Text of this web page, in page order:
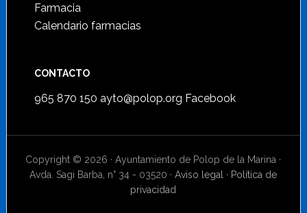
Farmacia
Calendario farmacias
CONTACTO
965 870 150 ayto@polop.org Facebook
Copyright © 2026 · Ayuntamiento de Polop de la Marina ·
Avda. Sagi Barba, n° 34 - 03520 ·Aviso legal · Política de
privacidad